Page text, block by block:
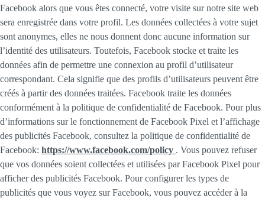
Facebook alors que vous êtes connecté, votre visite sur notre site web
sera enregistrée dans votre profil. Les données collectées à votre sujet
sont anonymes, elles ne nous donnent donc aucune information sur
l’identité des utilisateurs. Toutefois, Facebook stocke et traite les
données afin de permettre une connexion au profil d’utilisateur
correspondant. Cela signifie que des profils d’utilisateurs peuvent être
créés à partir des données traitées. Facebook traite les données
conformément à la politique de confidentialité de Facebook. Pour plus
d’informations sur le fonctionnement de Facebook Pixel et l’affichage
des publicités Facebook, consultez la politique de confidentialité de
Facebook: https://www.facebook.com/policy . Vous pouvez refuser
que vos données soient collectées et utilisées par Facebook Pixel pour
afficher des publicités Facebook. Pour configurer les types de
publicités que vous voyez sur Facebook, vous pouvez accéder à la